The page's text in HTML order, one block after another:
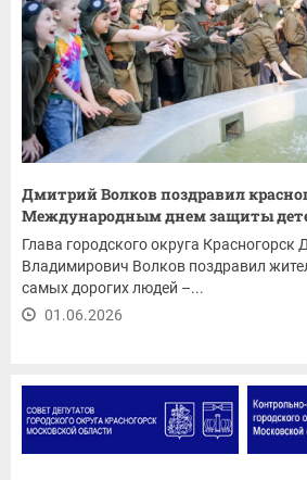
Дмитрий Волков поздравил
Международным днем защиты
Глава городского округа Красногорск
Владимирович Волков поздравил
самых дорогих людей –...
01.06.2026